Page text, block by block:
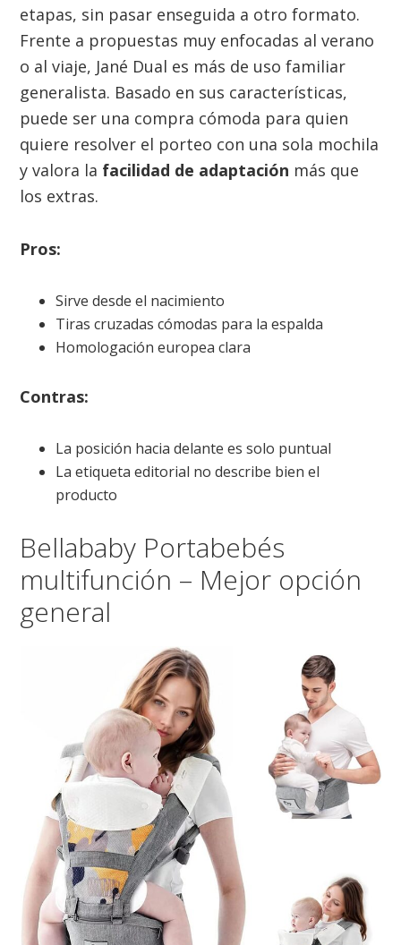
etapas, sin pasar enseguida a otro formato.
Frente a propuestas muy enfocadas al verano
o al viaje, Jané Dual es más de uso familiar
generalista. Basado en sus características,
puede ser una compra cómoda para quien
quiere resolver el porteo con una sola mochila
y valora la facilidad de adaptación más que
los extras.
Pros:
Sirve desde el nacimiento
Tiras cruzadas cómodas para la espalda
Homologación europea clara
Contras:
La posición hacia delante es solo puntual
La etiqueta editorial no describe bien el
producto
Bellababy Portabebés
multifunción – Mejor opción
general